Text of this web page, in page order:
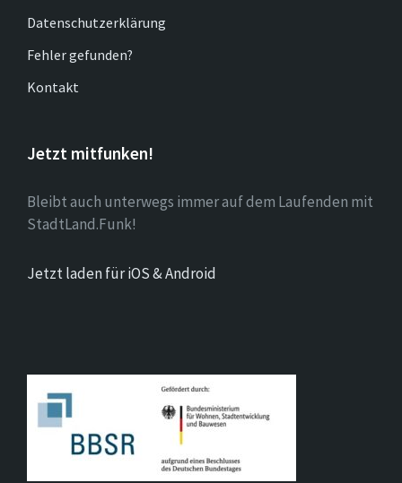
Datenschutzerklärung
Fehler gefunden?
Kontakt
Jetzt mitfunken!
Bleibt auch unterwegs immer auf dem Laufenden mit
StadtLand.Funk!
Jetzt laden für iOS & Android